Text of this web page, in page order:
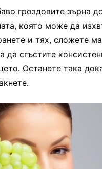
гроздовите зърна
която може да
и тях, сложете
да сгъстите
Останете така